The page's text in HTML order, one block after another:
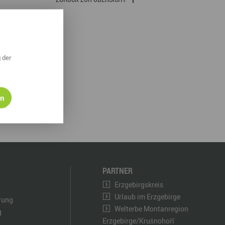
Radrouten
PARTNER
Erzgebirgskreis
Urlaub im Erzgebirge
Welterbe Montanregion
Erzgebirge/Krušnohoří
der